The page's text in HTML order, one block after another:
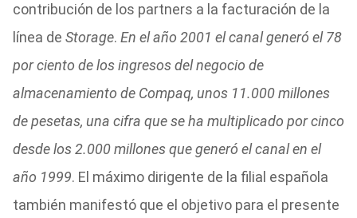
contribución de los partners a la facturación de la
línea de Storage. En el año 2001 el canal generó el 78
por ciento de los ingresos del negocio de
almacenamiento de Compaq, unos 11.000 millones
de pesetas, una cifra que se ha multiplicado por cinco
desde los 2.000 millones que generó el canal en el
año 1999. El máximo dirigente de la filial española
también manifestó que el objetivo para el presente